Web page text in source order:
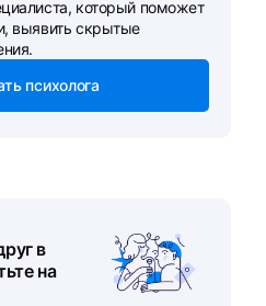
который поможет
выявить скрытые
психолога
в
на